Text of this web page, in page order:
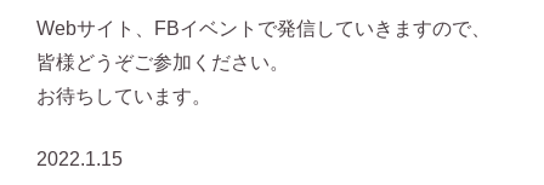
Webサイト、FBイベントで発信していきますので、
皆様どうぞご参加ください。
お待ちしています。
2022.1.15